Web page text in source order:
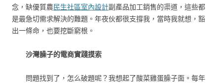
念，缺優質農民生社區室內設計副產品加工銷售的渠道，這些都
是最急切需求解決的難題。年夜伙都很支撐我，當時我就想，豁
出一條命，也要挖斷窮根。
沙灣臊子的電商實踐摸索
問題找到了，怎么破題呢？我想起了酸菜雞蛋臊子面。每年